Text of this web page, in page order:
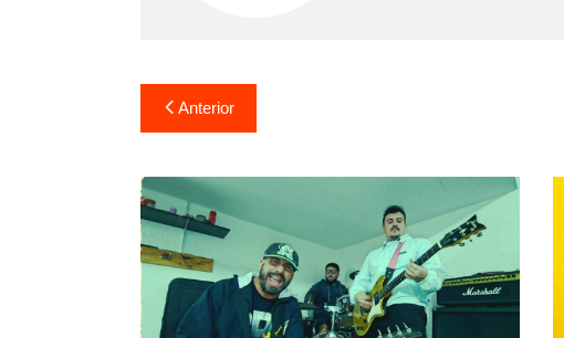
Navegação
de
Post
Anterior